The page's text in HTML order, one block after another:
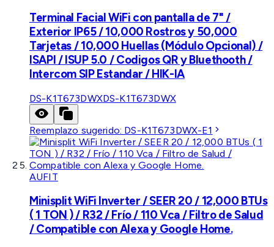
Terminal Facial WiFi con pantalla de 7" /
Exterior IP65 / 10,000 Rostros y 50,000
Tarjetas / 10,000 Huellas (Módulo Opcional) /
ISAPI / ISUP 5.0 / Codigos QR y Bluethooth /
Intercom SIP Estandar / HIK-IA
DS-K1T673DWXDS-K1T673DWX
Reemplazo sugerido: DS-K1T673DWX-E1
AUFIT
Minisplit WiFi Inverter / SEER 20 / 12,000 BTUs
( 1 TON ) / R32 / Frío / 110 Vca / Filtro de Salud
/ Compatible con Alexa y Google Home.